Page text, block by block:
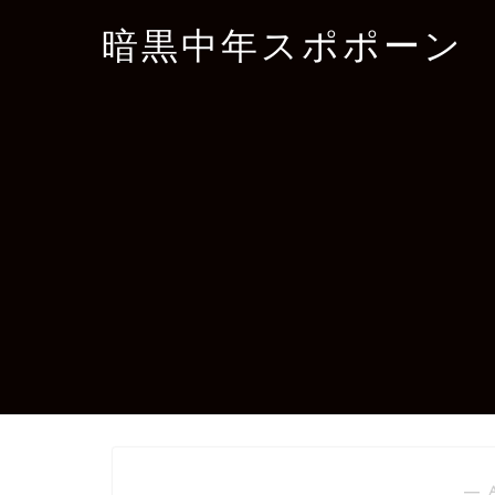
暗黒中年スポポーン
―